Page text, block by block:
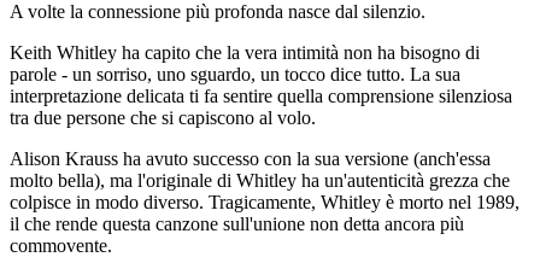
A volte la connessione più profonda nasce dal silenzio.
Keith Whitley ha capito che la vera intimità non ha bisogno di
parole - un sorriso, uno sguardo, un tocco dice tutto. La sua
interpretazione delicata ti fa sentire quella comprensione silenziosa
tra due persone che si capiscono al volo.
Alison Krauss ha avuto successo con la sua versione (anch'essa
molto bella), ma l'originale di Whitley ha un'autenticità grezza che
colpisce in modo diverso. Tragicamente, Whitley è morto nel 1989,
il che rende questa canzone sull'unione non detta ancora più
commovente.